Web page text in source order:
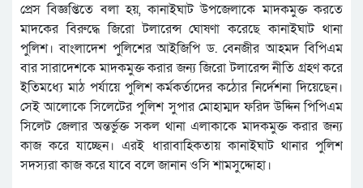
প্রেস বিজ্ঞপ্তিতে বলা হয়, কানাইঘাট উপজেলাকে মাদকমুক্ত করতে
মাদকের বিরুদ্ধে জিরো টলারেন্স ঘোষণা করেছে কানাইঘাট থানা
পুলিশ। বাংলাদেশ পুলিশের আইজিপি ড. বেনজীর আহমদ বিপিএম
বার সারাদেশকে মাদকমুক্ত করার জন্য জিরো টলারেন্স নীতি গ্রহণ করে
ইতিমধ্যে মাঠ পর্যায়ে পুলিশ কর্মকর্তাদের কঠোর নির্দেশনা দিয়েছেন।
সেই আলোকে সিলেটের পুলিশ সুপার মোহাম্মদ ফরিদ উদ্দিন পিপিএম
সিলেট জেলার অন্তর্ভুক্ত সকল থানা এলাকাকে মাদকমুক্ত করার জন্য
কাজ করে যাচ্ছেন। এরই ধারাবাহিকতায় কানাইঘাট থানার পুলিশ
সদস্যরা কাজ করে যাবে বলে জানান ওসি শামসুদ্দোহা।